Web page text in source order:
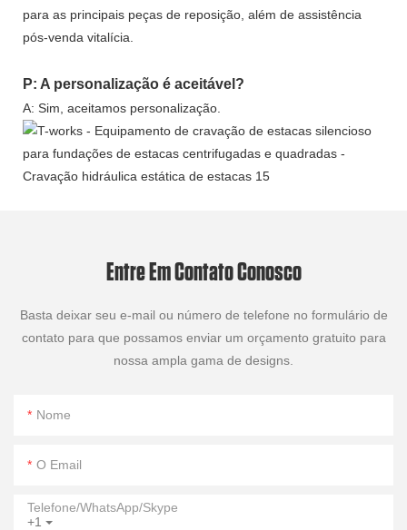
para as principais peças de reposição, além de assistência
pós-venda vitalícia.
P: A personalização é aceitável?
A: Sim, aceitamos personalização.
Entre Em Contato Conosco
Basta deixar seu e-mail ou número de telefone no formulário de
contato para que possamos enviar um orçamento gratuito para
nossa ampla gama de designs.
Nome
O Email
+1
Telefone/WhatsApp/Skype